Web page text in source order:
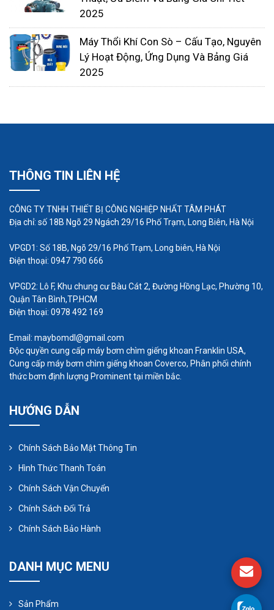
bơm hút chất lỏng vào buồng bơm.
Chu kỳ xả thì ngược lại, van bi của cổng hút
sẽ đóng lại và van bi cổng xả sẽ mở ra, màng
bơm sẽ đẩy chất lỏng ra khỏi buồng bơm với
áp suất của khí nén. Cấu tạo của màng bơm
Nhiệm vụ của van khí là phân phối khí nén cho
bơm màng sang hai bên của buồng khí để đẩy
màng bơm hoạt động. Van khí của bơm màng có
cấu tạo đơn giản và có khả năng tự bôi trơn khi
làm việc.
bơm màng khí nén là giải pháp tuyệt vời cho các
3. Ứng dụng của máy bơm màng
khí nén
2025
Máy Thổi Khí Con Sò – Cấu Tạo, Nguyên
Lý Hoạt Động, Ứng Dụng Và Bảng Giá
2025
THÔNG TIN LIÊN HỆ
CÔNG TY TNHH THIẾT BỊ CÔNG NGHIỆP NHẤT TÂM PHÁT
Địa chỉ: số 18B Ngõ 29 Ngách 29/16 Phố Trạm, Long Biên, Hà Nội
VPGD1: Số 18B, Ngõ 29/16 Phố Trạm, Long biên, Hà Nội
Điện thoại: 0947 790 666
VPGD2: Lô F, Khu chung cư Bàu Cát 2, Đường Hồng Lạc, Phường 10,
Quận Tân Bình,TP.HCM
Điện thoại: 0978 492 169
Email: maybomdl@gmail.com
Độc quyền cung cấp máy bơm chìm giếng khoan Franklin USA,
Cung cấp máy bơm chìm giếng khoan Coverco, Phân phối chính
thức bơm định lượng Prominent tại miền bắc.
HƯỚNG DẪN
Chính Sách Bảo Mật Thông Tin
Hình Thức Thanh Toán
Chính Sách Vận Chuyển
Chính Sách Đổi Trả
Chính Sách Bảo Hành
DANH MỤC MENU
Sản Phẩm